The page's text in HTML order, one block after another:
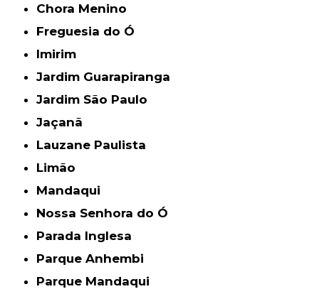
Chora Menino
Freguesia do Ó
Imirim
Jardim Guarapiranga
Jardim São Paulo
Jaçanã
Lauzane Paulista
Limão
Mandaqui
Nossa Senhora do Ó
Parada Inglesa
Parque Anhembi
Parque Mandaqui